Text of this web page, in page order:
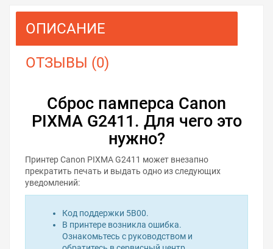
ОПИСАНИЕ
ОТЗЫВЫ (0)
Сброс памперса Canon
PIXMA G2411. Для чего это
нужно?
Принтер Canon PIXMA G2411 может внезапно
прекратить печать и выдать одно из следующих
уведомлений:
Код поддержки 5B00.
В принтере возникла ошибка.
Ознакомьтесь с руководством и